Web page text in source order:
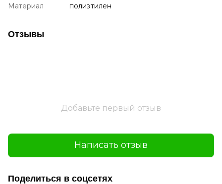
Материал
полиэтилен
Отзывы
Добавьте первый отзыв
Написать отзыв
Поделиться в соцсетях